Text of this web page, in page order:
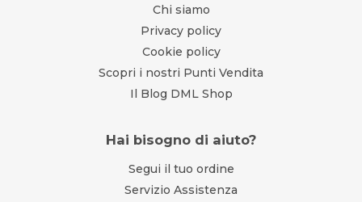
Chi siamo
Privacy policy
Cookie policy
Scopri i nostri Punti Vendita
Il Blog DML Shop
Hai bisogno di aiuto?
Segui il tuo ordine
Servizio Assistenza